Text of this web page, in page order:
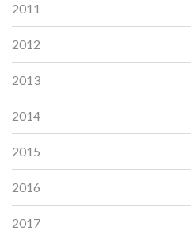
2011
2012
2013
2014
2015
2016
2017